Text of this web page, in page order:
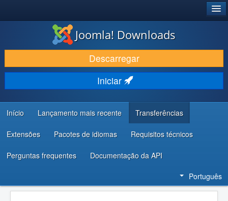
DESCARREGAR E EVOLUIR
DESCOBRIR E APRENDER
COMUNIDADE E SUPORTE
RECURSOS PARA PROGRAMADORES
Joomla! Downloads
Descarregar
Iniciar
Início Lançamento mais recente Transferências
Extensões Pacotes de idiomas Requisitos técnicos
Perguntas frequentes Documentação da API
Português